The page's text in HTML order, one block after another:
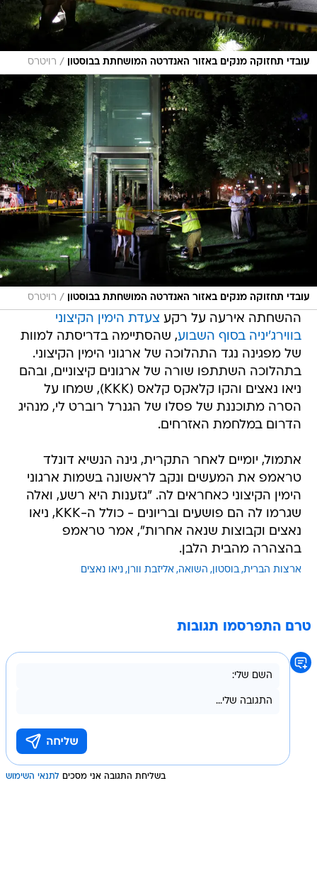
עובדי תחזוקה מנקים באזור האנדרטה המושחתת בבוסטון / רויטרס
עובדי תחזוקה מנקים באזור האנדרטה המושחתת בבוסטון / רויטרס
ההשחתה אירעה על רקע צעדת הימין הקיצוני
בווירג'יניה בסוף השבוע, שהסתיימה בדריסתה למוות
של מפגינה נגד התהלוכה של ארגוני הימין הקיצוני.
בתהלוכה השתתפו שורה של ארגונים קיצוניים, ובהם
ניאו נאצים והקו קלאקס קלאס (KKK), שמחו על
הסרה מתוכננת של פסלו של הגנרל רוברט לי, מנהיג
הדרום במלחמת האזרחים.
אתמול, יומיים לאחר התקרית, גינה הנשיא דונלד
טראמפ את המעשים ונקב לראשונה בשמות ארגוני
הימין הקיצוני כאחראים לה. "גזענות היא רשע, ואלה
שגרמו לה הם פושעים ובריונים - כולל ה-KKK, ניאו
נאצים וקבוצות שנאה אחרות", אמר טראמפ
בהצהרה מהבית הלבן.
ארצות הברית בוסטון השואה אליזבת וורן ניאו נאצים
טרם התפרסמו תגובות
בשליחת התגובה אני מסכים לתנאי השימוש